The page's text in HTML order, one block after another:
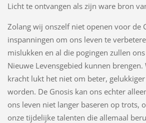
Licht te ontvangen als zijn ware bron
Zolang wij onszelf niet openen voor de
inspanningen om ons leven te
mislukken en al die pogingen zullen
Nieuwe Levensgebied kunnen brengen.
kracht lukt het niet om beter,
worden. De Gnosis kan ons echter
ons leven niet langer baseren op trots,
onze tijdelijke talenten die allemaal